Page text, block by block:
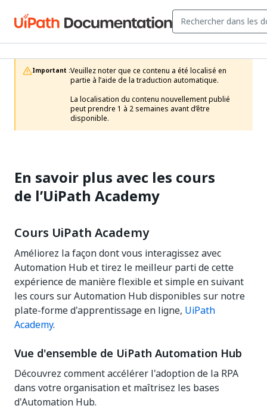
Important :Veuillez noter que ce contenu a été localisé en
partie à l’aide de la traduction automatique.
La localisation du contenu nouvellement publié
peut prendre 1 à 2 semaines avant d’être
disponible.
En savoir plus avec les cours
de l’UiPath Academy
Cours UiPath Academy
Améliorez la façon dont vous interagissez avec
Automation Hub et tirez le meilleur parti de cette
expérience de manière flexible et simple en suivant
les cours sur Automation Hub disponibles sur notre
plate-forme d'apprentissage en ligne, UiPath
Academy.
Vue d'ensemble de UiPath Automation Hub
Découvrez comment accélérer l'adoption de la RPA
dans votre organisation et maîtrisez les bases
d'Automation Hub.